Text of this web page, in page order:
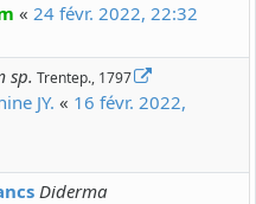
« 24 févr. 2022, 22:32
sp. Trentep., 1797
JY. « 16 févr. 2022,
Diderma